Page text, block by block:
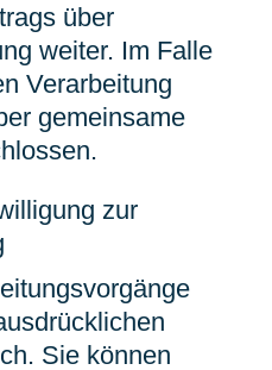
über
weiter. Im Falle
Verarbeitung
gemeinsame
zur
Sie können